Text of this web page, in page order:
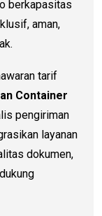
berkapasitas
aman,
tarif
Container
pengiriman
layanan
dokumen,